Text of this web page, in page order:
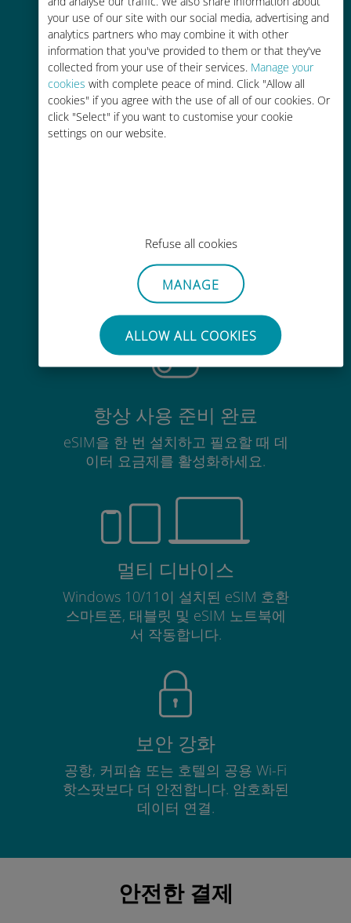
your use of our site with our social media, advertising and
analytics partners who may combine it with other
information that you've provided to them or that they've
collected from your use of their services. Manage your
cookies with complete peace of mind. Click "Allow all
cookies" if you agree with the use of all of our cookies. Or
click "Select" if you want to customise your cookie
settings on our website.
Refuse all cookies
MANAGE
ALLOW ALL COOKIES
간편한 충전
Wi-Fi나 남은 데이터가 없어도 Ubigi
간편한
기존 SIM 카드를 제거할 필요가 없습
니다.
항상 사용 준비 완료
eSIM을 한 번 설치하고 필요할 때 데
이터 요금제를 활성화하세요.
멀티 디바이스
Windows 10/11이 설치된 eSIM 호환
스마트폰, 태블릿 및 eSIM 노트북에
서 작동합니다.
보안 강화
공항, 커피숍 또는 호텔의 공용 Wi-Fi
핫스팟보다 더 안전합니다. 암호화된
데이터 연결.
안전한 결제